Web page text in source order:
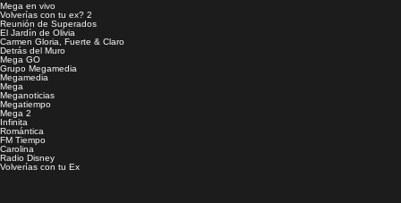
Mega en vivo
Volverías con tu ex? 2
Reunión de Superados
El Jardín de Olivia
Carmen Gloria, Fuerte & Claro
Detrás del Muro
Mega GO
Grupo Megamedia
Megamedia
Mega
Meganoticias
Megatiempo
Mega 2
Infinita
Romántica
FM Tiempo
Carolina
Radio Disney
Volverías con tu Ex